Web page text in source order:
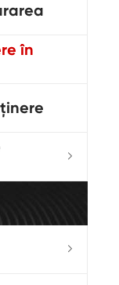
în

